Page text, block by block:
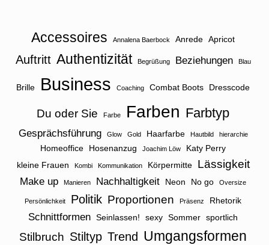
Accessoires Annalena Baerbock Anrede Apricot
Auftritt Authentizität Begrüßung Beziehungen Blau
Brille Business Coaching Combat Boots Dresscode
Du oder Sie Farbe Farben Farbtyp
Gesprächsführung Glow Gold Haarfarbe Hautbild hierarchie
Homeoffice Hosenanzug Joachim Löw
Katy Perry
kleine Frauen
Kombi Kommunikation Körpermitte Lässigkeit
Make up Manieren Nachhaltigkeit Neon No go Oversize
Persönlichkeit Politik Proportionen Präsenz Rhetorik
Schnittformen Seinlassen! sexy Sommer sportlich
Stilbruch Stiltyp Trend Umgangsformen